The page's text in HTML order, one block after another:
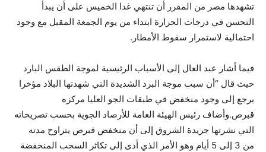
تشهدها مصر من المقرر أن تنتهي غدا الخميس على أن يبدأ
التحسن في درجات الحرارة ابتداء من يوم الجمعة المقبل مع وجود
احتمالية لاستمرار سقوط الأمطار.
فيما أشار عبد العال إلى الأسباب الرئيسية لموجة الطقس البارد
حيث قال “أن سبب موجة البرد الشديدة التي شهدتها البلاد مؤخرا
يرجع إلى وجود منخفض في طبقات الجو العليا مركزه
قبرص.وأضاف رئيس الهيئة العامة للأرصاد الجوية بحسب تصريحاته
التي نشرتها جريدة الشروق إلى أن منخفض قبرص يتراوح مدته
من 3 إلى 5 أيام وهو الأمر الذي أدى إلى تكاثر السحب المنخفضة